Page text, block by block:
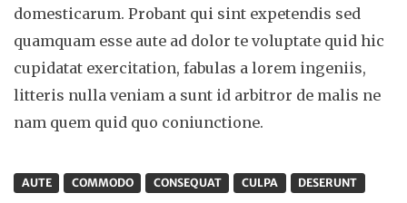
domesticarum. Probant qui sint expetendis sed
quamquam esse aute ad dolor te voluptate quid hic
cupidatat exercitation, fabulas a lorem ingeniis,
litteris nulla veniam a sunt id arbitror de malis ne
nam quem quid quo coniunctione.
AUTE COMMODO CONSEQUAT CULPA DESERUNT